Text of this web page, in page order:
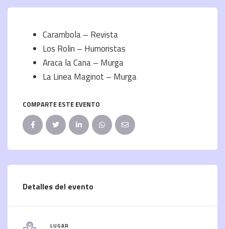
Carambola – Revista
Los Rolin – Humoristas
Araca la Cana – Murga
La Linea Maginot – Murga
COMPARTE ESTE EVENTO
Detalles del evento
LUGAR